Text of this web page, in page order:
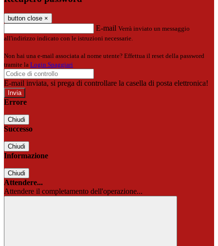
button close ×
E-mail Verrà inviato un messaggio
all'indirizzo indicato con le istruzioni necessarie.
Non hai una e-mail associata al nome utente? Effettua il reset della password
tramite la Login Spaggiari
E-mail inviata, si prega di controllare la casella di posta elettronica!
Errore
Chiudi
Successo
Chiudi
Informazione
Chiudi
Attendere...
Attendere il completamento dell'operazione...